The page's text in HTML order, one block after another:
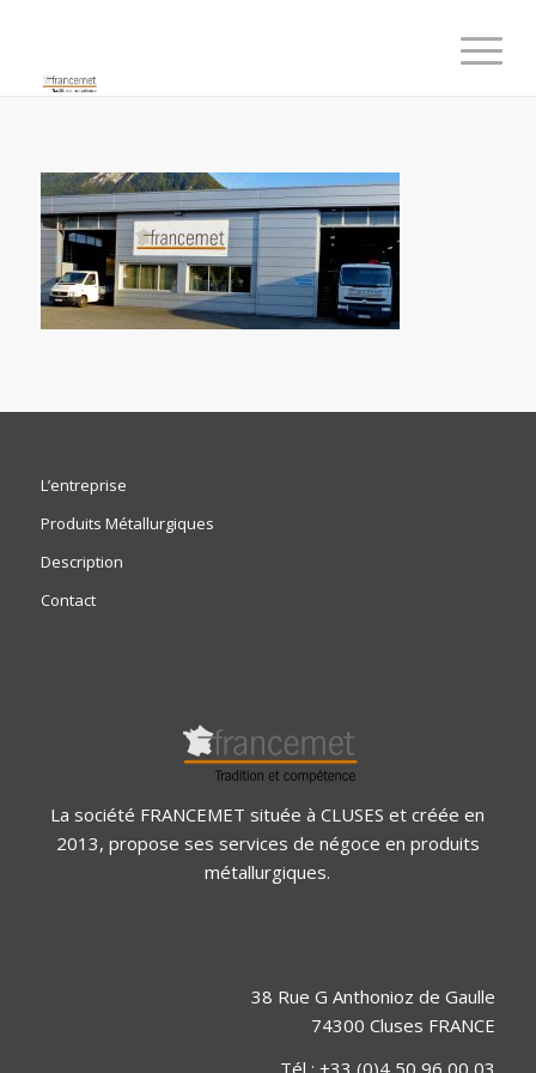
L’entreprise
Produits Métallurgiques
Description
Contact
La société FRANCEMET située à CLUSES et créée en
2013, propose ses services de négoce en produits
métallurgiques.
38 Rue G Anthonioz de Gaulle
74300 Cluses FRANCE